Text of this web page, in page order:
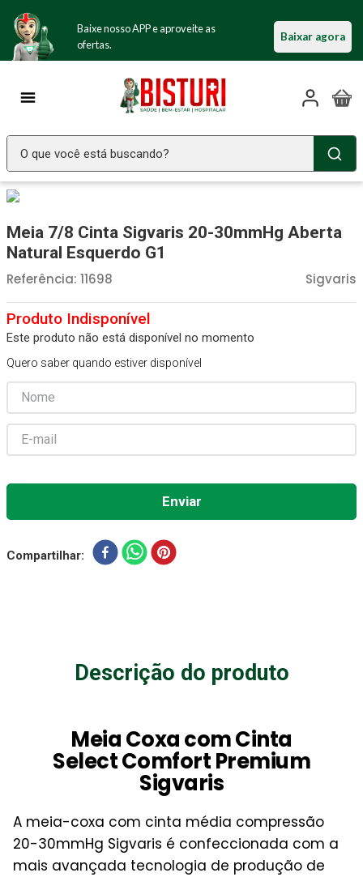
Baixe nosso APP e aproveite as
ofertas.
Baixar agora
O que você está buscando?
Meia 7/8 Cinta Sigvaris 20-30mmHg Aberta
Natural Esquerdo G1
Sigvaris
Referência: 11698
Este produto não está disponível no momento
Quero saber quando estiver disponível
Compartilhar
Descrição do produto
Meia Coxa com Cinta
Select Comfort Premium
Sigvaris
A meia-coxa com cinta média compressão
20-30mmHg Sigvaris é confeccionada com a
mais avançada tecnologia de produção de
2 º Fralda Geriatrica
3º Luva Latex
4º Littmann
5º Absorvente Geriatrico
6 º Estetoscopio Littmann
Aparelho Pressão
8º Gaze Esteril
9º